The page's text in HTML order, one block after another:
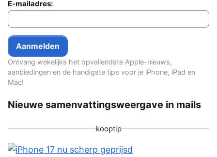
E-mailadres:
Ontvang wekelijks het opvallendste Apple-nieuws,
aanbiedingen en de handigste tips voor je iPhone, iPad en
Mac!
Nieuwe samenvattingsweergave in mails
kooptip